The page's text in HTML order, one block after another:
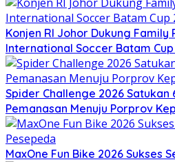
Konjen RI Johor Dukung Family
International Soccer Batam
Spider Challenge 2026 Satukan
Pemanasan Menuju Porprov
MaxOne Fun Bike 2026 Sukses